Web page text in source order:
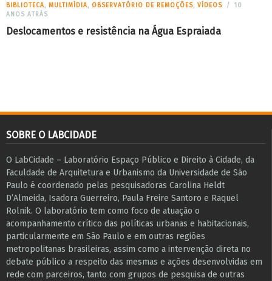
BIBLIOTECA, MULTIMÍDIA, OBSERVATÓRIO DE REMOÇÕES, VÍDEOS
10
ANOS ATRÁS
Deslocamentos e resistência na Água Espraiada
SOBRE O LABCIDADE
O LabCidade – Laboratório Espaço Público e Direito à Cidade, da
Faculdade de Arquitetura e Urbanismo da Universidade de São
Paulo é coordenado pelas pesquisadoras Carolina Heldt
D’Almeida, Isadora Guerreiro, Paula Freire Santoro e Raquel
Rolnik. O laboratório tem como foco de atuação o
acompanhamento crítico das políticas urbanas e habitacionais,
particularmente em São Paulo e ​em outras regiões
metropolitanas brasileiras, assim como a intervenção direta no
debate público a respeito das mesmas e ações desenvolvidas em
r​e​de com parceiros, tanto com grupos de pesquisa ​de outras